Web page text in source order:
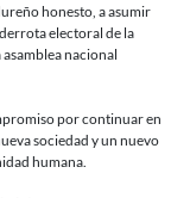
honesto, a asumir
electoral de la
nacional
por continuar en
sociedad y un nuevo
humana.